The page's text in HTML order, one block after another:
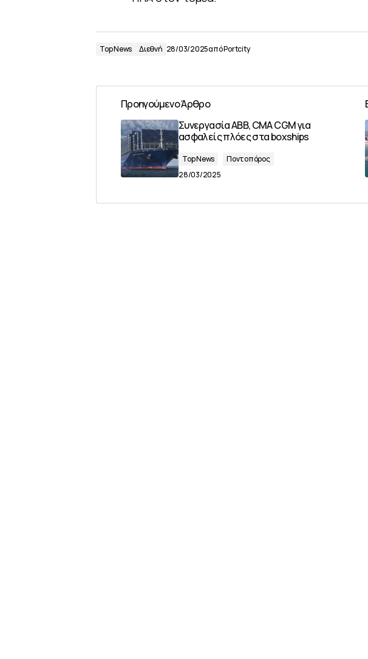
Top News Διεθνή 28/03/2025απόPortcity
Προηγούμενο Άρθρο
Συνεργασία ABB, CMA CGM για
ασφαλείς πλόες στα boxships
Top News
Ποντοπόρος
28/03/2025